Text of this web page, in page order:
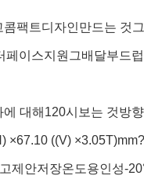
콤팩트디자인만드는 것 그
페이스지원 그배달부드
에 대해 120시 보는 것방향
×67.10 ((V) ×3.05T)
제안저장온도용인성-